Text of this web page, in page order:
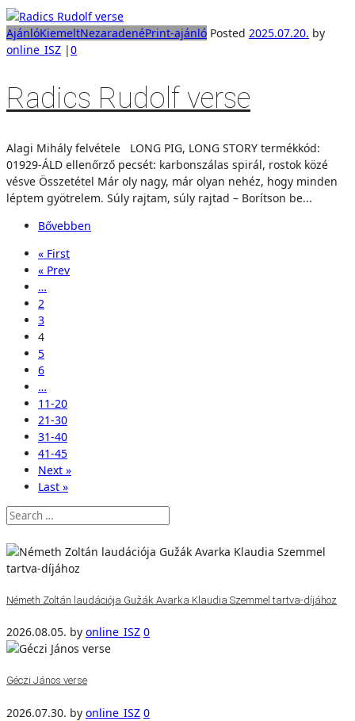
AjánlóKiemeltNezaradenéPrint-ajánló Posted 2025.07.20. by
online_ISZ |0
Radics Rudolf verse
Alagi Mihály felvétele LONG PIG, LONG STORY termékkód:
01929-ÁLD ellenőrző pecsét: karbonszálas spirál, rostok közé
vésve Összetétel Már oly nagy, már olyan nehéz, hogy minden
léptem gyötrelem. Súly rajtam, súly rajtad – Borítson be...
Bővebben
« First
« Prev
…
2
3
4
5
6
…
11-20
21-30
31-40
41-45
Next »
Last »
Németh Zoltán laudációja Gužák Avarka Klaudia Szemmel tartva-díjához
2026.08.05. by online_ISZ 0
Géczi János verse
2026.07.30. by online_ISZ 0